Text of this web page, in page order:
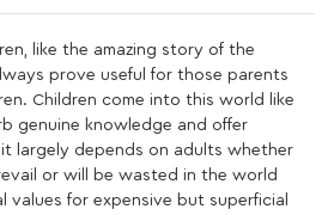
like the amazing story of the
prove useful for those parents
Children come into this world like
genuine knowledge and offer
largely depends on adults whether
or will be wasted in the world
values for expensive but superficial